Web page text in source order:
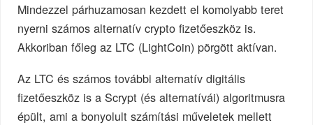
Mindezzel párhuzamosan kezdett el komolyabb teret
nyerni számos alternatív crypto fizetőeszköz is.
Akkoriban főleg az LTC (LightCoin) pörgött aktívan.
Az LTC és számos további alternatív digitális
fizetőeszköz is a Scrypt (és alternatívái) algoritmusra
épült, ami a bonyolult számítási műveletek mellett